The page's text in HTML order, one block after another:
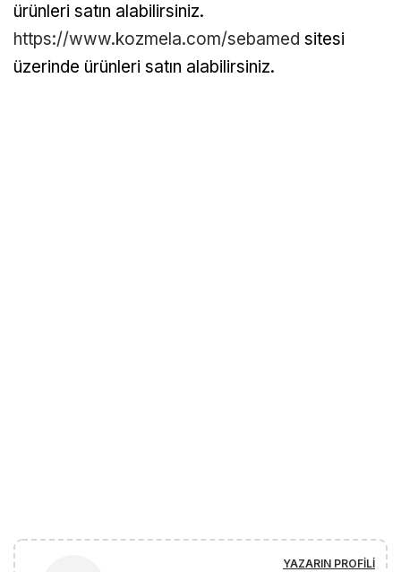
ürünleri satın alabilirsiniz.
https://www.kozmela.com/sebamed sitesi
üzerinde ürünleri satın alabilirsiniz.
YAZARIN PROFILI